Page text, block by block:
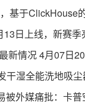
基于ClickHouse
日上线，新赛季
新情况 4月07日
干湿全能洗地吸
被外媒痛批：卡